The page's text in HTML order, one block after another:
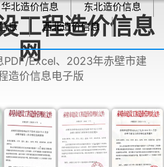
华北造价信息
东北造价信息
息
西北造价信息
工程造价信息
网Excel、2023年赤壁市建
造价信息电子版